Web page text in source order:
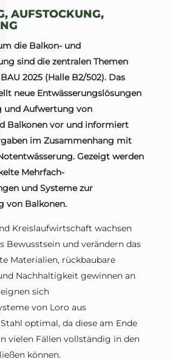
AUFSTOCKUNG,
die Balkon- und
sind die zentralen Themen
2025 (Halle B2/502). Das
neue Entwässerungslösungen
und Aufwertung von
Balkonen vor und informiert
im Zusammenhang mit
Gezeigt werden
Mehrfach-
und Systeme zur
von Balkonen.
Kreislaufwirtschaft wachsen
Bewusstsein und verändern das
Materialien, rückbaubare
Nachhaltigkeit gewinnen an
sich
von Loro aus
optimal, da diese am Ende
vielen Fällen vollständig in den
können.